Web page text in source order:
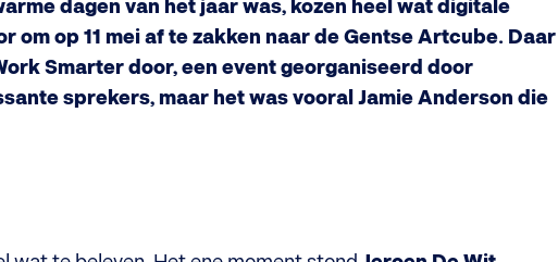
dagen van het jaar was, kozen heel wat digitale
om op 11 mei af te zakken naar de Gentse Artcube. Daar
Smarter door, een event georganiseerd door
sprekers, maar het was vooral Jamie Anderson die